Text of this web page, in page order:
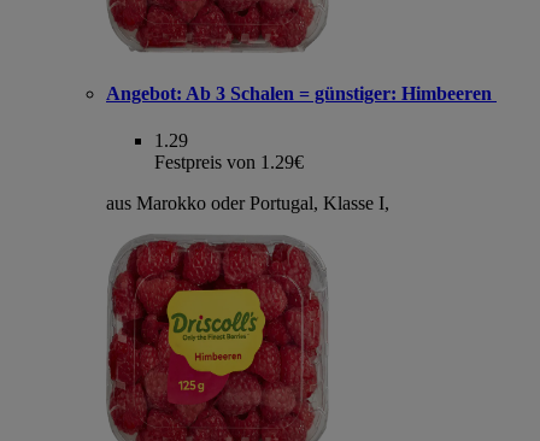
Angebot: Ab 3 Schalen = günstiger: Himbeeren
1.29
Festpreis von 1.29€
aus Marokko oder Portugal, Klasse I,